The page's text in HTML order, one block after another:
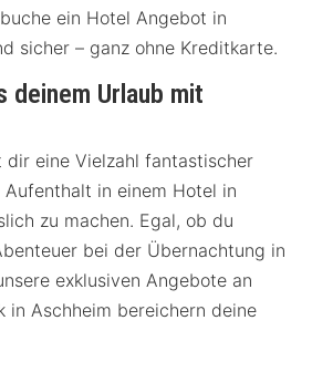
ein Hotel Angebot in
sicher – ganz ohne Kreditkarte.
deinem Urlaub mit
eine Vielzahl fantastischer
Aufenthalt in einem Hotel in
zu machen. Egal, ob du
bei der Übernachtung in
exklusiven Angebote an
in Aschheim bereichern deine